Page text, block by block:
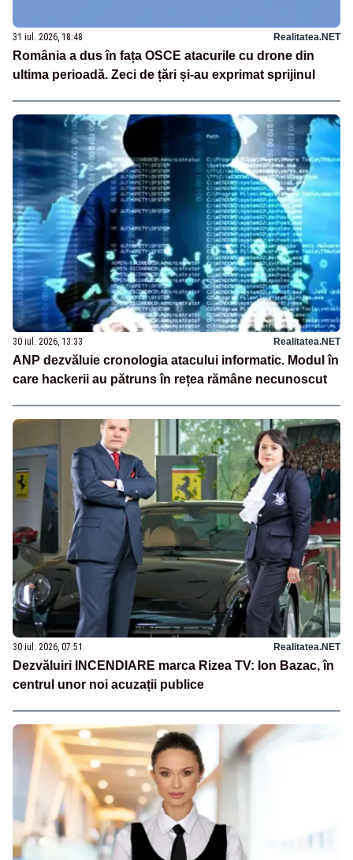
31 iul. 2026, 18:48 Realitatea.NET
România a dus în fața OSCE atacurile cu drone din
ultima perioadă. Zeci de țări și-au exprimat sprijinul
30 iul. 2026, 13:33 Realitatea.NET
ANP dezvăluie cronologia atacului informatic. Modul în
care hackerii au pătruns în rețea rămâne necunoscut
30 iul. 2026, 07:51 Realitatea.NET
Dezvăluiri INCENDIARE marca Rizea TV: Ion Bazac, în
centrul unor noi acuzații publice